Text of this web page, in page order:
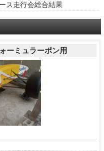
ス走行会総合結果
ミュラーポン用